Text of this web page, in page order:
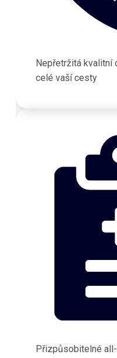
Nepřetržitá kvalitní
celé vaší cesty
Přizpůsobitelné